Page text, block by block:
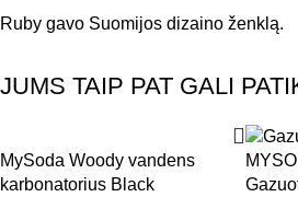
Ruby gavo Suomijos dizaino ženklą.
JUMS TAIP PAT GALI
MySoda Woody vandens
karbonatorius Black